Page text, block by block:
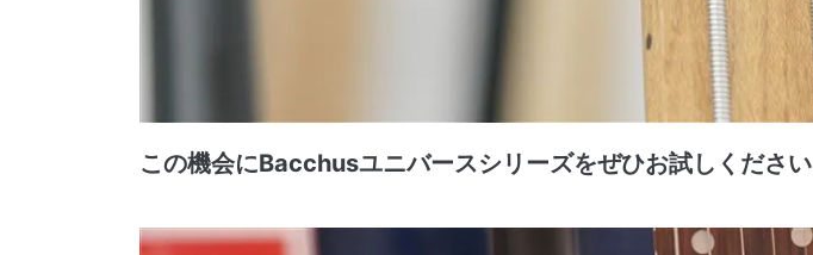
この機会にBacchusユニバースシリーズをぜひお試しください